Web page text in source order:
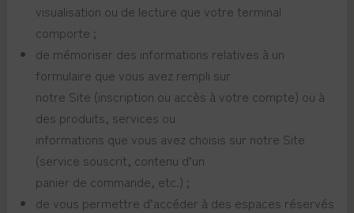
visualisation ou de lecture que votre terminal
comporte ;
de mémoriser des informations relatives à un
formulaire que vous avez rempli sur
notre Site (inscription ou accès à votre compte) ou à
des produits, services ou
informations que vous avez choisis sur notre Site
(service souscrit, contenu d’un
panier de commande, etc.) ;
de vous permettre d’accéder à des espaces réservés